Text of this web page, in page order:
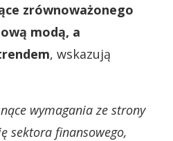
zrównoważonego
modą, a
, wskazują
wymagania ze strony
sektora finansowego,